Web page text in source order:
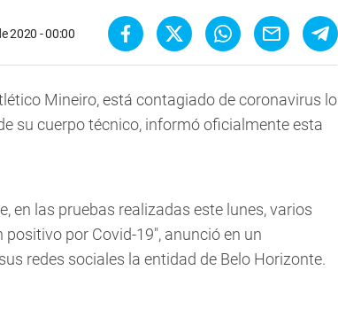
2020 - 00:00
Mineiro, está contagiado de coronavirus lo
su cuerpo técnico, informó oficialmente esta
en las pruebas realizadas este lunes, varios
por Covid-19", anunció en un
redes sociales la entidad de Belo Horizonte.